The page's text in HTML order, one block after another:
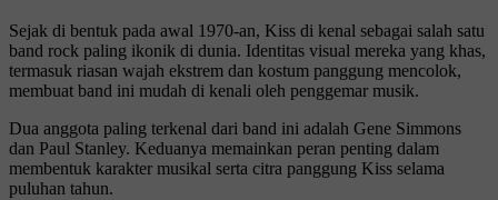
Sejak di bentuk pada awal 1970-an, Kiss di kenal sebagai salah satu
band rock paling ikonik di dunia. Identitas visual mereka yang khas,
termasuk riasan wajah ekstrem dan kostum panggung mencolok,
membuat band ini mudah di kenali oleh penggemar musik.
Dua anggota paling terkenal dari band ini adalah Gene Simmons
dan Paul Stanley. Keduanya memainkan peran penting dalam
membentuk karakter musikal serta citra panggung Kiss selama
puluhan tahun.